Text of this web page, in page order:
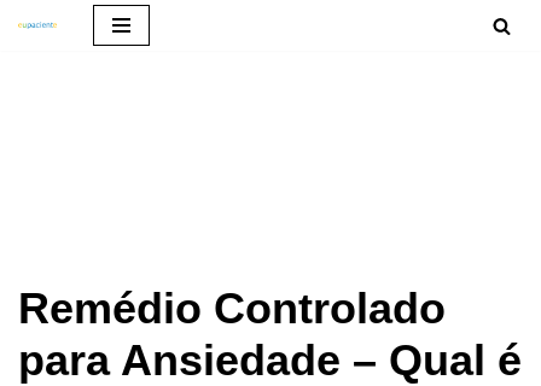
Remédio Controlado
para Ansiedade – Qual é